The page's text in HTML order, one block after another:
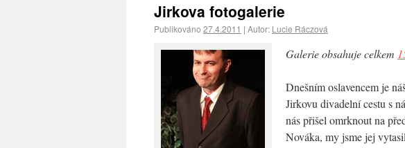
Jirkova fotogalerie
Publikováno 27.4.2011 | Autor: Lucie Ráczová
Galerie obsahuje celkem
Dnešním oslavencem je
Jirkovu divadelní cestu s
nás přišel omrknout na
Nováka, my jsme jej